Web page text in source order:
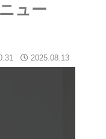
ュー
2025.08.13